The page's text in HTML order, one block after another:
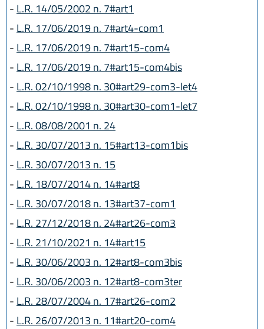
- L.R. 14/05/2002 n. 7#art1
- L.R. 17/06/2019 n. 7#art4-com1
- L.R. 17/06/2019 n. 7#art15-com4
- L.R. 17/06/2019 n. 7#art15-com4bis
- L.R. 02/10/1998 n. 30#art29-com3-let4
- L.R. 02/10/1998 n. 30#art30-com1-let7
- L.R. 08/08/2001 n. 24
- L.R. 30/07/2013 n. 15#art13-com1bis
- L.R. 30/07/2013 n. 15
- L.R. 18/07/2014 n. 14#art8
- L.R. 30/07/2018 n. 13#art37-com1
- L.R. 27/12/2018 n. 24#art26-com3
- L.R. 21/10/2021 n. 14#art15
- L.R. 30/06/2003 n. 12#art8-com3bis
- L.R. 30/06/2003 n. 12#art8-com3ter
- L.R. 28/07/2004 n. 17#art26-com2
- L.R. 26/07/2013 n. 11#art20-com4